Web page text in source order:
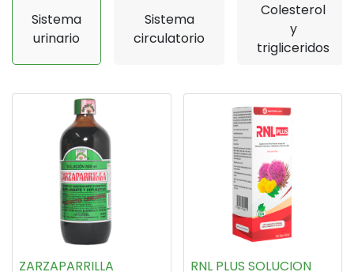
Sistema
urinario
Sistema
circulatorio
Colesterol
y
trigliceridos
ZARZAPARRILLA
RNL PLUS SOLUCION